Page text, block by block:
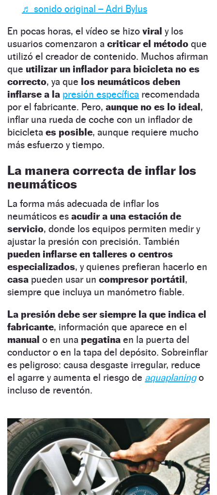
♬ sonido original – Adri Bylus
En pocas horas, el vídeo se hizo viral y los
usuarios comenzaron a criticar el método que
utilizó el creador de contenido. Muchos afirman
que utilizar un inflador para bicicleta no es
correcto, ya que los neumáticos deben
inflarse a la presión específica recomendada
por el fabricante. Pero, aunque no es lo ideal,
inflar una rueda de coche con un inflador de
bicicleta es posible, aunque requiere mucho
más esfuerzo y tiempo.
La manera correcta de inflar los
neumáticos
La forma más adecuada de inflar los
neumáticos es acudir a una estación de
servicio, donde los equipos permiten medir y
ajustar la presión con precisión. También
pueden inflarse en talleres o centros
especializados, y quienes prefieran hacerlo en
casa pueden usar un compresor portátil,
siempre que incluya un manómetro fiable.
La presión debe ser siempre la que indica el
fabricante, información que aparece en el
manual o en una pegatina en la puerta del
conductor o en la tapa del depósito. Sobreinflar
es peligroso: causa desgaste irregular, reduce
el agarre y aumenta el riesgo de aquaplaning o
incluso de reventón.